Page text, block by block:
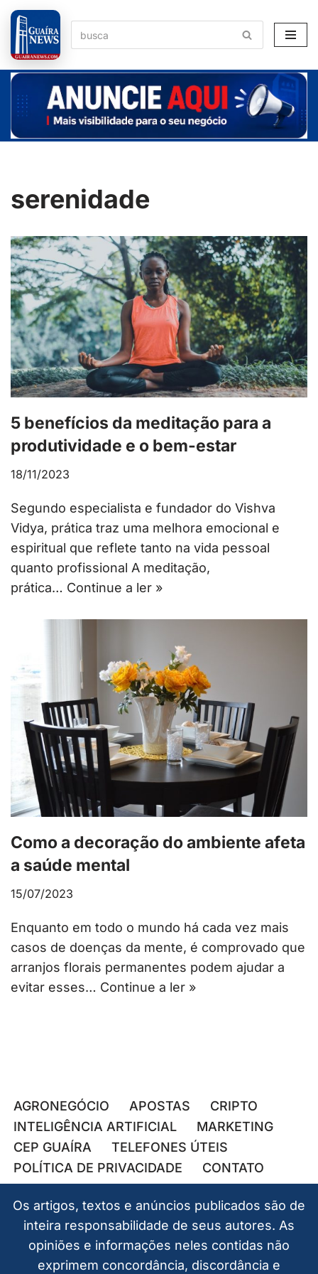
Pular
para
o
conteúdo
serenidade
5 benefícios da meditação para a
produtividade e o bem-estar
18/11/2023
Segundo especialista e fundador do Vishva
Vidya, prática traz uma melhora emocional e
espiritual que reflete tanto na vida pessoal
quanto profissional A meditação,
prática… Continue a ler »
Como a decoração do ambiente afeta
a saúde mental
15/07/2023
Enquanto em todo o mundo há cada vez mais
casos de doenças da mente, é comprovado que
arranjos florais permanentes podem ajudar a
evitar esses… Continue a ler »
AGRONEGÓCIO APOSTAS
CRIPTO
INTELIGÊNCIA ARTIFICIAL
MARKETING
CEP GUAÍRA
TELEFONES ÚTEIS
POLÍTICA DE PRIVACIDADE
CONTATO
Os artigos, textos e anúncios publicados são de
inteira responsabilidade de seus autores. As
opiniões e informações neles contidas não
exprimem concordância, discordância e